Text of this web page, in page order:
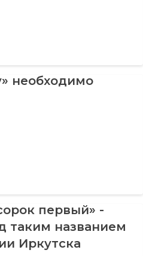
необходимо
первый» -
таким названием
Иркутска